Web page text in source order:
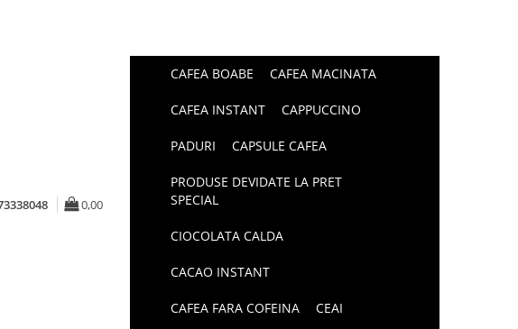
0,00
CAFEA BOABE CAFEA MACINATA
CAFEA INSTANT CAPPUCCINO
PADURI CAPSULE CAFEA
PRODUSE DEVIDATE LA PRET
SPECIAL
CIOCOLATA CALDA
CACAO INSTANT
CAFEA FARA COFEINA CEAI